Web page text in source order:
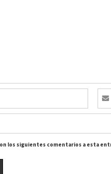
los siguientes comentarios a esta